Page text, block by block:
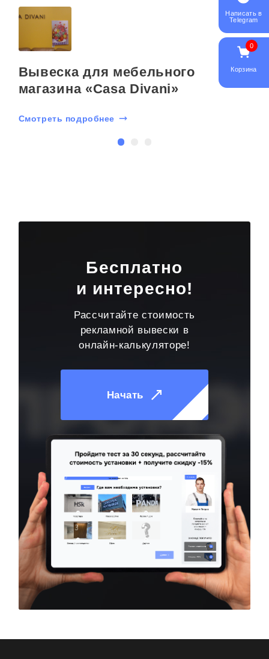
Вывеска для мебельного
магазина «Casa Divani»
Смотреть подробнее
Бесплатно
и интересно!
Рассчитайте стоимость
рекламной вывески в
онлайн-калькуляторе!
Начать
Написать в
Telegram
0
Корзина